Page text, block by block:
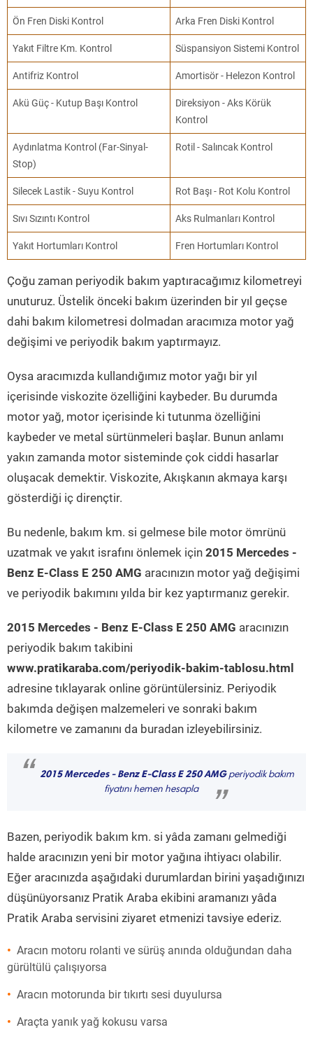
Ön Fren Diski Kontrol Arka Fren Diski Kontrol
Yakıt Filtre Km. Kontrol Süspansiyon Sistemi Kontrol
Antifriz Kontrol Amortisör - Helezon Kontrol
Akü Güç - Kutup Başı Kontrol
Direksiyon - Aks Körük
Kontrol
Aydınlatma Kontrol (Far-Sinyal-
Stop)
Rotil - Salıncak Kontrol
Silecek Lastik - Suyu Kontrol Rot Başı - Rot Kolu Kontrol
Sıvı Sızıntı Kontrol Aks Rulmanları Kontrol
Yakıt Hortumları Kontrol Fren Hortumları Kontrol
Çoğu zaman periyodik bakım yaptıracağımız kilometreyi
unuturuz. Üstelik önceki bakım üzerinden bir yıl geçse
dahi bakım kilometresi dolmadan aracımıza motor yağ
değişimi ve periyodik bakım yaptırmayız.
Oysa aracımızda kullandığımız motor yağı bir yıl
içerisinde viskozite özelliğini kaybeder. Bu durumda
motor yağ, motor içerisinde ki tutunma özelliğini
kaybeder ve metal sürtünmeleri başlar. Bunun anlamı
yakın zamanda motor sisteminde çok ciddi hasarlar
oluşacak demektir. Viskozite, Akışkanın akmaya karşı
gösterdiği iç dirençtir.
Bu nedenle, bakım km. si gelmese bile motor ömrünü
uzatmak ve yakıt israfını önlemek için 2015 Mercedes -
Benz E-Class E 250 AMG aracınızın motor yağ değişimi
ve periyodik bakımını yılda bir kez yaptırmanız gerekir.
2015 Mercedes - Benz E-Class E 250 AMG aracınızın
periyodik bakım takibini
www.pratikaraba.com/periyodik-bakim-tablosu.html
adresine tıklayarak online görüntülersiniz. Periyodik
bakımda değişen malzemeleri ve sonraki bakım
kilometre ve zamanını da buradan izleyebilirsiniz.
“ 2015 Mercedes - Benz E-Class E 250 AMGperiyodik bakım
fiyatını hemen hesapla
”
Bazen, periyodik bakım km. si yâda zamanı gelmediği
halde aracınızın yeni bir motor yağına ihtiyacı olabilir.
Eğer aracınızda aşağıdaki durumlardan birini yaşadığınızı
düşünüyorsanız Pratik Araba ekibini aramanızı yâda
Pratik Araba servisini ziyaret etmenizi tavsiye ederiz.
Aracın motoru rolanti ve sürüş anında olduğundan daha
gürültülü çalışıyorsa
Aracın motorunda bir tıkırtı sesi duyulursa
Araçta yanık yağ kokusu varsa